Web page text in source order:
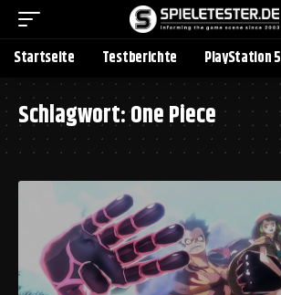
Startseite Testberichte PlayStation 5
Schlagwort:One Piece